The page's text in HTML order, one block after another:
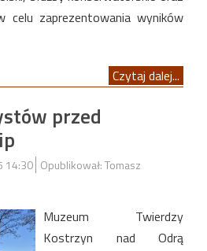
celu zaprezentowania wyników
Czytaj dalej...
przed
14:30 Opublikował: Tomasz
Muzeum Twierdzy
Kostrzyn nad Odrą